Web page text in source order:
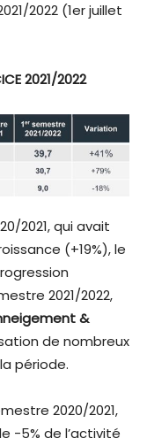
2022 (1er juillet
2021/2022
2021, qui avait
(+19%), le
2021/2022,
&
de nombreux
période.
2020/2021,
-5% de l’activité